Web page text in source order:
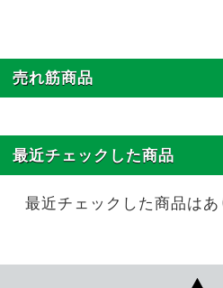
売れ筋商品
最近チェックした商品
最近チェックした商品はあ